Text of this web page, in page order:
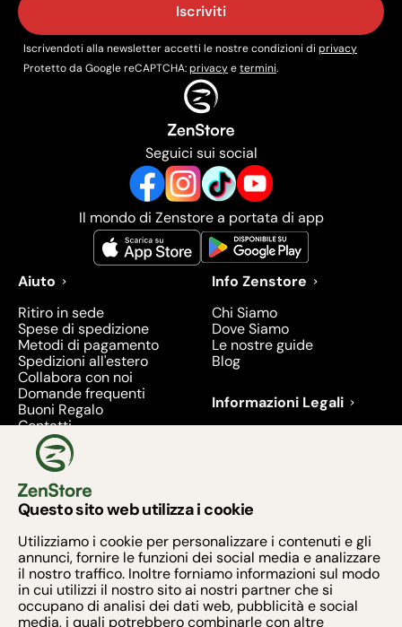
Iscriviti
Iscrivendoti alla newsletter accetti le nostre condizioni di privacy
Protetto da Google reCAPTCHA:privacyetermini.
Seguici sui social
Il mondo di Zenstore a portata di app
Aiuto
Ritiro in sede
Spese di spedizione
Metodi di pagamento
Spedizioni all'estero
Collabora con noi
Domande frequenti
Buoni Regalo
Contatti
Info Zenstore
Chi Siamo
Dove Siamo
Le nostre guide
Blog
Informazioni Legali
ritirati - 2026
Metodi di pagamento
Armonia Zen S.R.L. - Via Taurano 60, 84016 PAGANI
Questo sito web utilizza i cookie
Utilizziamo i cookie per personalizzare i contenuti e gli
annunci, fornire le funzioni dei social media e analizzare
il nostro traffico. Inoltre forniamo informazioni sul modo
in cui utilizzi il nostro sito ai nostri partner che si
occupano di analisi dei dati web, pubblicità e social
media, i quali potrebbero combinarle con altre